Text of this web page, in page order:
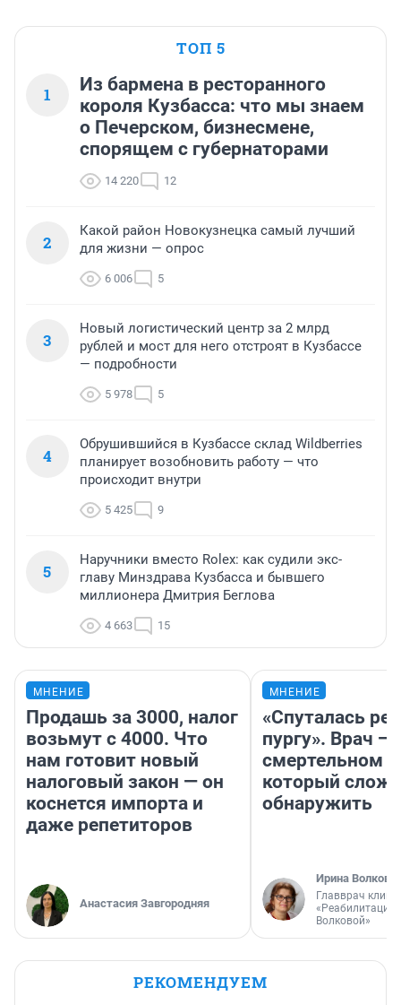
ТОП 5
1
Из бармена в ресторанного
короля Кузбасса: что мы знаем
о Печерском, бизнесмене,
спорящем с губернаторами
14 220 12
2
Какой район Новокузнецка самый лучший
для жизни — опрос
6 006 5
3
Новый логистический центр за 2 млрд
рублей и мост для него отстроят в Кузбассе
— подробности
5 978 5
4
Обрушившийся в Кузбассе склад Wildberries
планирует возобновить работу — что
происходит внутри
5 425 9
5
Наручники вместо Rolex: как судили экс-
главу Минздрава Кузбасса и бывшего
миллионера Дмитрия Беглова
4 663 15
МНЕНИЕ
Продашь за 3000, налог
возьмут с 4000. Что
нам готовит новый
налоговый закон — он
коснется импорта и
даже репетиторов
Анастасия Завгородняя
МНЕНИЕ
«Спуталась
пургу». Врач —
смертельном
который
обнаружить
Ирина Волкова
Главврач
«Реабилитация
Волковой»
РЕКОМЕНДУЕМ